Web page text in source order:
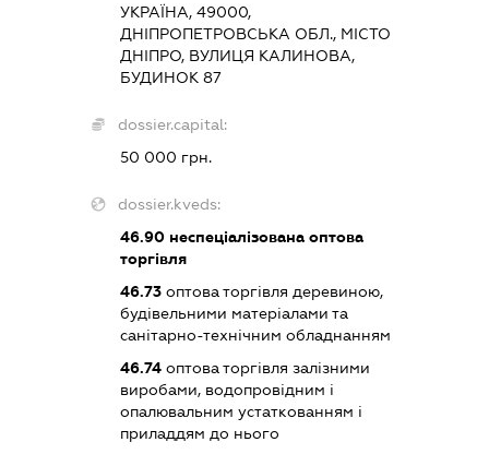
УКРАЇНА, 49000,
ДНІПРОПЕТРОВСЬКА ОБЛ., МІСТО
ДНІПРО, ВУЛИЦЯ КАЛИНОВА,
БУДИНОК 87
dossier.capital:
50 000 грн.
dossier.kveds:
46.90неспеціалізована оптова
торгівля
46.73оптова торгівля деревиною,
будівельними матеріалами та
санітарно-технічним обладнанням
46.74оптова торгівля залізними
виробами, водопровідним і
опалювальним устаткованням і
приладдям до нього